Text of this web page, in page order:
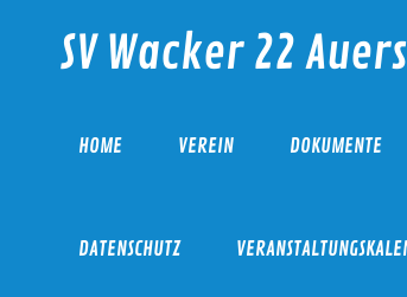
contentSV Wacker 22
HOME VEREIN DOKUMENTE
DATENSCHUTZ